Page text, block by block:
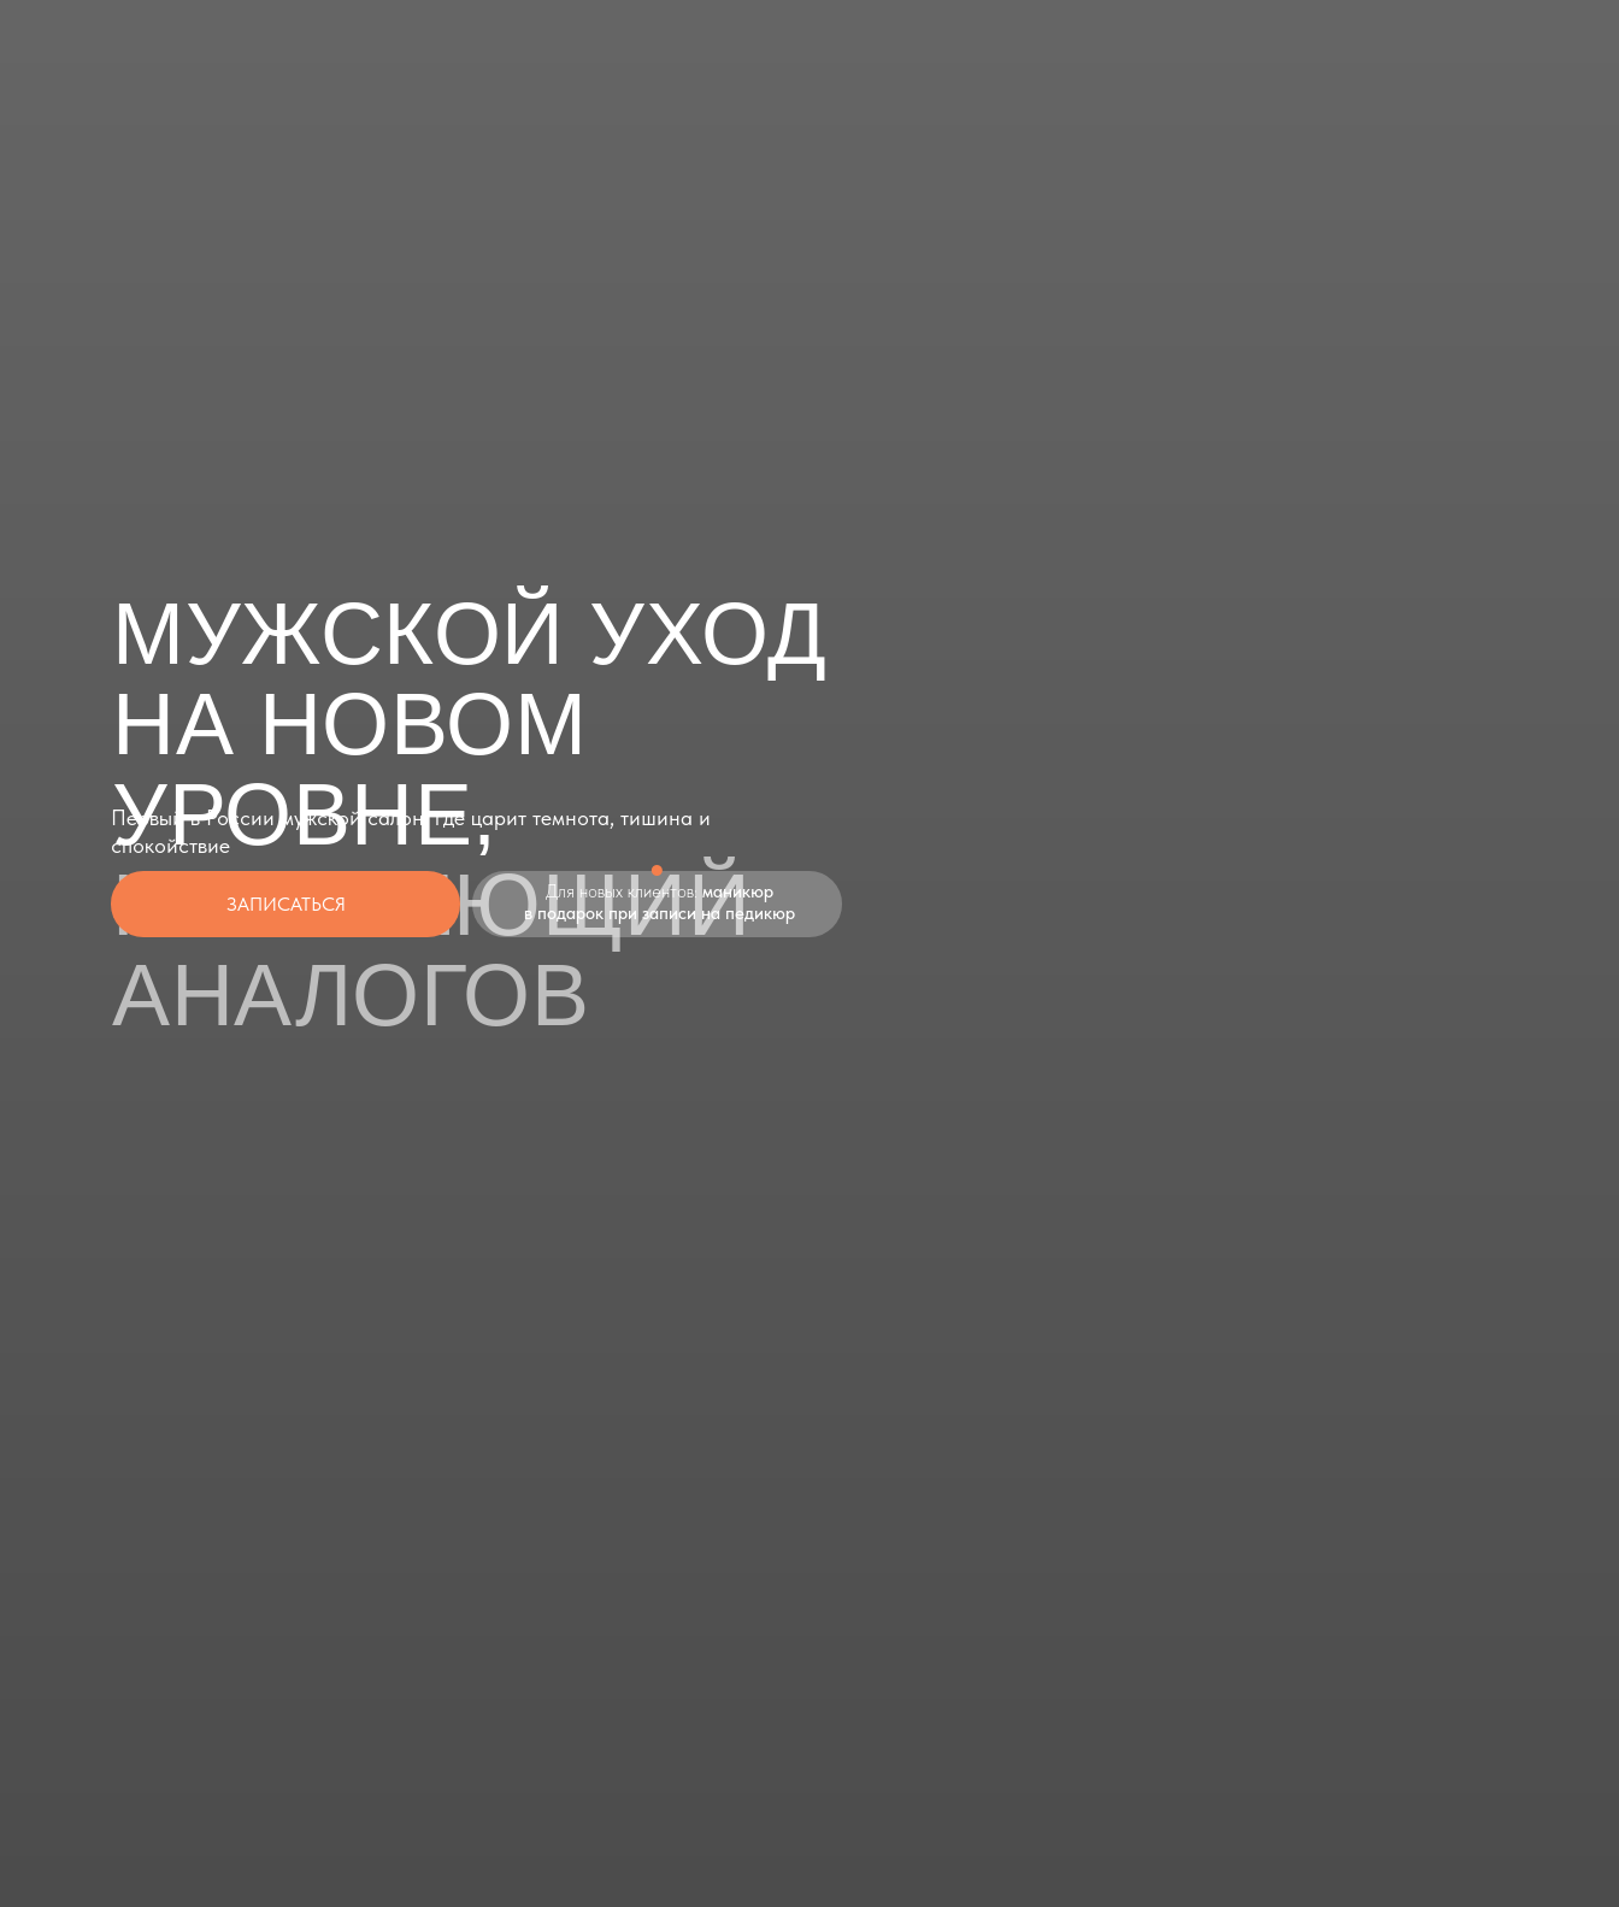
МУЖСКОЙ УХОД
НА НОВОМ
УРОВНЕ,
НЕ ИМЕЮЩИЙ
АНАЛОГОВ
ЗАПИСАТЬСЯ
Первый в России мужской салон, где царит темнота, тишина и
спокойствие
Для новых клиентов: маникюр
в подарок при записи на педикюр
●